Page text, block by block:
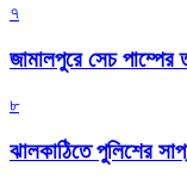
৭
জামালপুরে সেচ পাম্পের
৮
‎ঝালকাঠিতে পুলিশের